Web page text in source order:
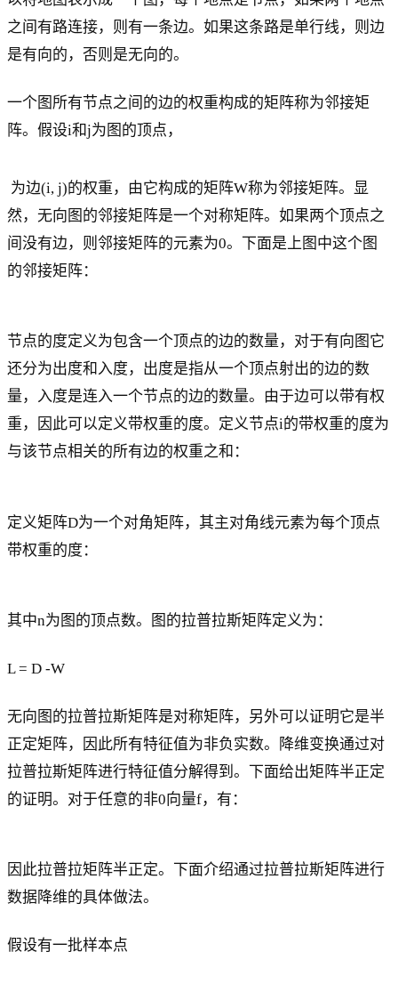
之间有路连接，则有一条边。如果这条路是单行线，则边
是有向的，否则是无向的。
一个图所有节点之间的边的权重构成的矩阵称为邻接矩
阵。假设i和j为图的顶点，
为边(i, j)的权重，由它构成的矩阵W称为邻接矩阵。显
然，无向图的邻接矩阵是一个对称矩阵。如果两个顶点之
间没有边，则邻接矩阵的元素为0。下面是上图中这个图
的邻接矩阵：
节点的度定义为包含一个顶点的边的数量，对于有向图它
还分为出度和入度，出度是指从一个顶点射出的边的数
量，入度是连入一个节点的边的数量。由于边可以带有权
重，因此可以定义带权重的度。定义节点i的带权重的度为
与该节点相关的所有边的权重之和：
定义矩阵D为一个对角矩阵，其主对角线元素为每个顶点
带权重的度：
其中n为图的顶点数。图的拉普拉斯矩阵定义为：
L = D -W
无向图的拉普拉斯矩阵是对称矩阵，另外可以证明它是半
正定矩阵，因此所有特征值为非负实数。降维变换通过对
拉普拉斯矩阵进行特征值分解得到。下面给出矩阵半正定
的证明。对于任意的非0向量f，有：
因此拉普拉矩阵半正定。下面介绍通过拉普拉斯矩阵进行
数据降维的具体做法。
假设有一批样本点